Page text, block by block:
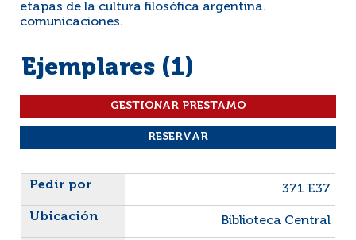
etapas de la cultura filosófica argentina.
comunicaciones.
Ejemplares (1)
Liste des exemplaires
371 E37
Biblioteca Central